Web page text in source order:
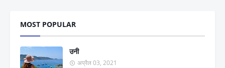
MOST POPULAR
उनी
अप्रैल 03, 2021